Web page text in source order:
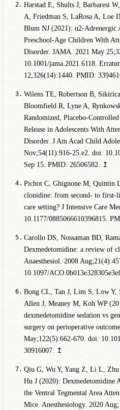
Harstad E, Shults J, Barbaresi
A, Friedman S, LaRosa A, Loe
Blum NJ (2021): α2-Adrenergic
Preschool-Age Children With
Disorder. JAMA. 2021 May
10.1001/jama.2021.6118.
12;326(14):1440. PMID:
Wilens TE, Robertson B,
Bloomfield R, Lyne A,
Randomized, Placebo-
Release in Adolescents With
Disorder. J Am Acad Child
Nov;54(11):916-25.e2. doi:
Sep 15. PMID: 26506582.
↥
Pichot C, Ghignone M, Quintin
clonidine: from second- to first-
care setting? J Intensive Care
10.1177/0885066610396815.
Carollo DS, Nossaman BD,
Dexmedetomidine: a review of
Anaesthesiol. 2008
10.1097/
Bong CL, Tan J, Lim S, Low Y,
Allen J, Meaney M, Koh WP
dexmedetomidine sedation vs
surgery on perioperative
May;122(5):662-670. doi:
30916007.
↥
Qiu G, Wu Y, Yang Z, Li L,
Hu J (2020): Dexmedetomidine
the Ventral Tegmental Area
Mice. Anesthesiology. 2020